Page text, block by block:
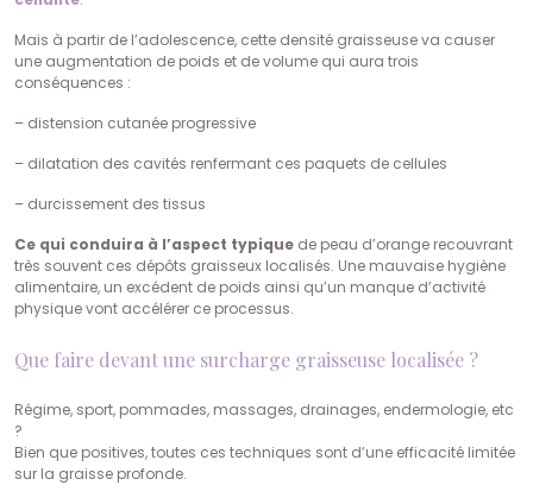
Mais à partir de l’adolescence, cette densité graisseuse va causer
une augmentation de poids et de volume qui aura trois
conséquences :
– distension cutanée progressive
– dilatation des cavités renfermant ces paquets de cellules
– durcissement des tissus
Ce qui conduira à l’aspect typique de peau d’orange recouvrant
très souvent ces dépôts graisseux localisés. Une mauvaise hygiène
alimentaire, un excédent de poids ainsi qu’un manque d’activité
physique vont accélérer ce processus.
Que faire devant une surcharge graisseuse localisée ?
Régime, sport, pommades, massages, drainages, endermologie, etc
?
Bien que positives, toutes ces techniques sont d’une efficacité limitée
sur la graisse profonde.